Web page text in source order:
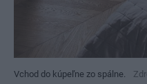
Vchod do kúpeľne zo spálne.